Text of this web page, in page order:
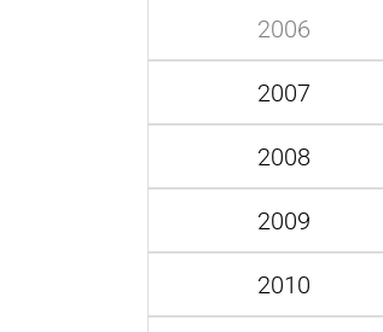
2006
2007
2008
2009
2010